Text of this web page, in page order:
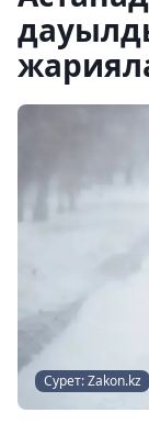
Сурет: Zakon.kz